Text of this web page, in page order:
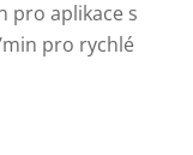
pro aplikace s
pro rychlé